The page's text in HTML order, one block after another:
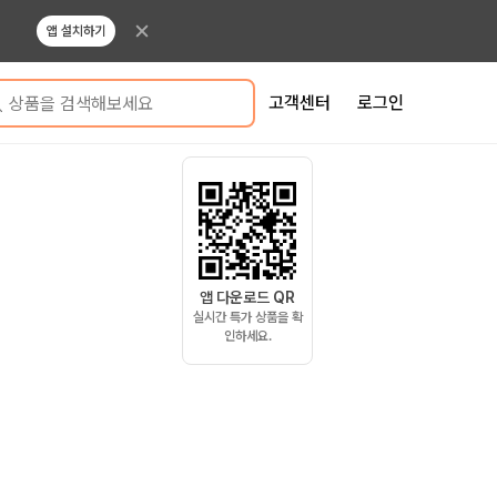
앱 설치하기
상품을 검색해보세요 고객센터 로그인
앱 다운로드 QR
실시간 특가 상품을 확
인하세요.